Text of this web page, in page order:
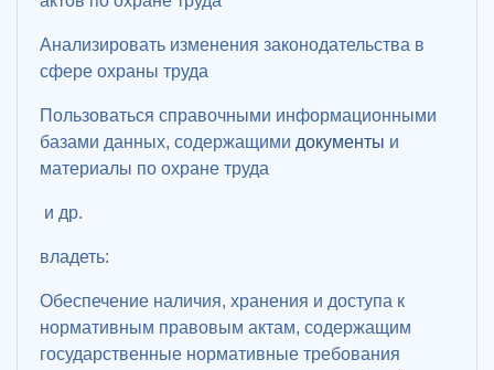
Анализировать изменения законодательства в
сфере охраны труда
Пользоваться справочными информационными
базами данных, содержащими документы и
материалы по охране труда
и др.
владеть:
Обеспечение наличия, хранения и доступа к
нормативным правовым актам, содержащим
государственные нормативные требования